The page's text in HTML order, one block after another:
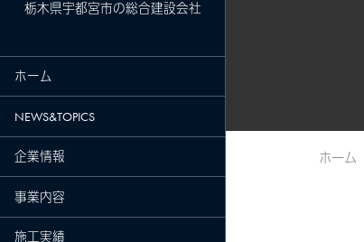
栃木県宇都宮市の総合建設会社
ホーム
NEWS&TOPICS
企業情報
事業内容
施工実績
ホーム